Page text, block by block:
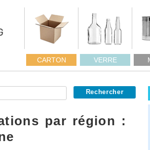
CARTON VERRE
par région :